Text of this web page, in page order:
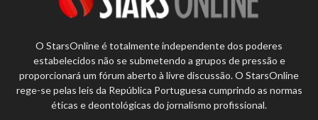
O StarsOnline é totalmente independente dos poderes
estabelecidos não se submetendo a grupos de pressão e
proporcionará um fórum aberto à livre discussão. O StarsOnline
rege-se pelas leis da República Portuguesa cumprindo as normas
éticas e deontológicas do jornalismo profissional.